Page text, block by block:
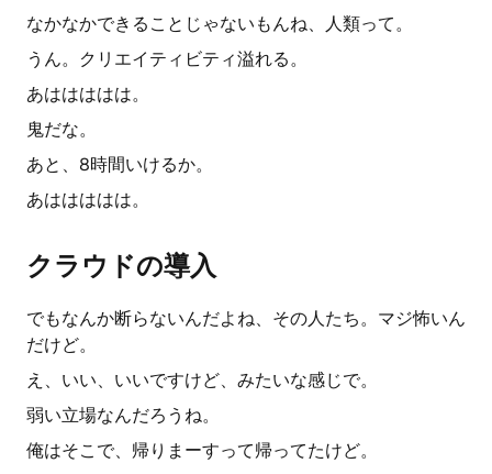
なかなかできることじゃないもんね、人類って。
うん。クリエイティビティ溢れる。
あははははは。
鬼だな。
あと、8時間いけるか。
あははははは。
クラウドの導入
でもなんか断らないんだよね、その人たち。マジ怖いん
だけど。
え、いい、いいですけど、みたいな感じで。
弱い立場なんだろうね。
俺はそこで、帰りまーすって帰ってたけど。